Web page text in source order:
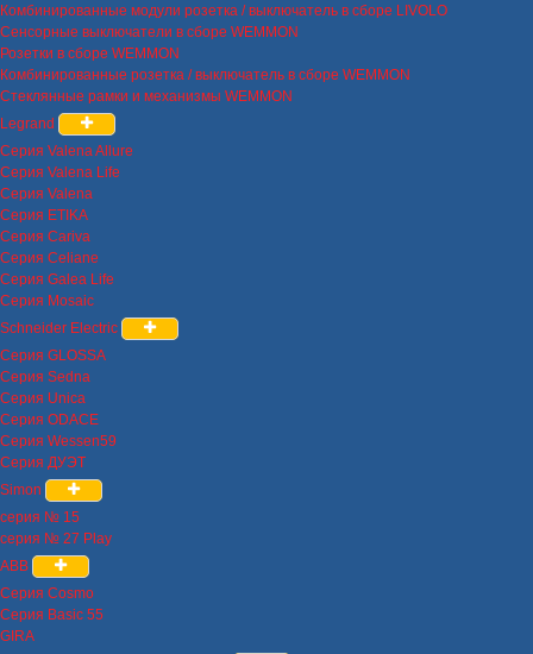
Комбинированные модули розетка / выключатель в сборе LIVOLO
Сенсорные выключатели в сборе WEMMON
Розетки в сборе WEMMON
Комбинированные розетка / выключатель в сборе WEMMON
Стеклянные рамки и механизмы WEMMON
Legrand
Серия Valena Allure
Серия Valena Life
Серия Valena
Серия ETIKA
Серия Cariva
Серия Celiane
Серия Galea Life
Серия Mosaic
Schneider Electric
Серия GLOSSA
Серия Sedna
Серия Unica
Серия ODACE
Серия Wessen59
Серия ДУЭТ
Simon
серия № 15
серия № 27 Play
ABB
Серия Cosmo
Серия Basic 55
GIRA